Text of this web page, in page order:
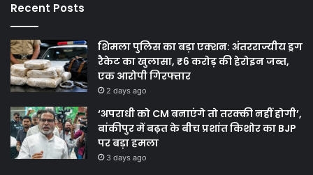
Recent Posts
शिमला पुलिस का बड़ा एक्शन: अंतरराज्यीय ड्रग
रैकेट का खुलासा, ₹6 करोड़ की हेरोइन जब्त,
एक आरोपी गिरफ्तार
2 days ago
‘अपराधी को CM बनाएंगे तो तरक्की नहीं होगी’,
बांकीपुर में बढ़त के बीच प्रशांत किशोर का BJP
पर बड़ा हमला
3 days ago